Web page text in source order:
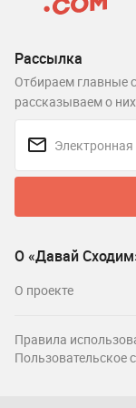
Рассылка
Отбираем главные
рассказываем о
О «Давай
О проекте
Правила
Пользовательское